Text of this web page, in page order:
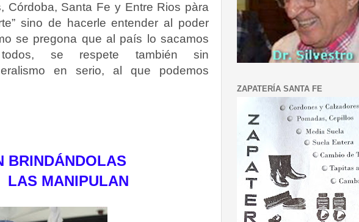
Córdoba, Santa Fe y Entre Rios pàra
sino de hacerle entender al poder
se pregona que al país lo sacamos
se respete también sin
en serio, al que podemos
BRINDÁNDOLAS
LAS MANIPULAN
ZAPATERÍA SANTA FE